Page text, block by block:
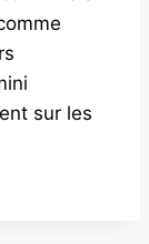
sur les